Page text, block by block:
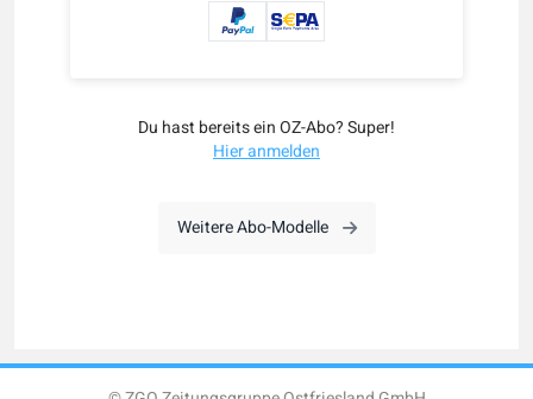
Du hast bereits ein OZ-Abo? Super!
Hier anmelden
Weitere Abo-Modelle